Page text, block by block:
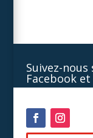
Suivez-
Facebook